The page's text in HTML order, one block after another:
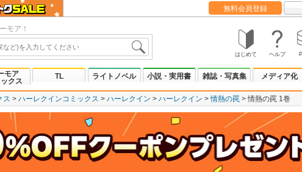
無料会員登録
モア！
はじめて ヘルプ
モア
クス
TL ライトノベル 小説・実用書 雑誌・写真集 メディア化
ス ハーレクインコミックス ハーレクイン ハーレクイン 情熱の罠 情熱の罠 1巻